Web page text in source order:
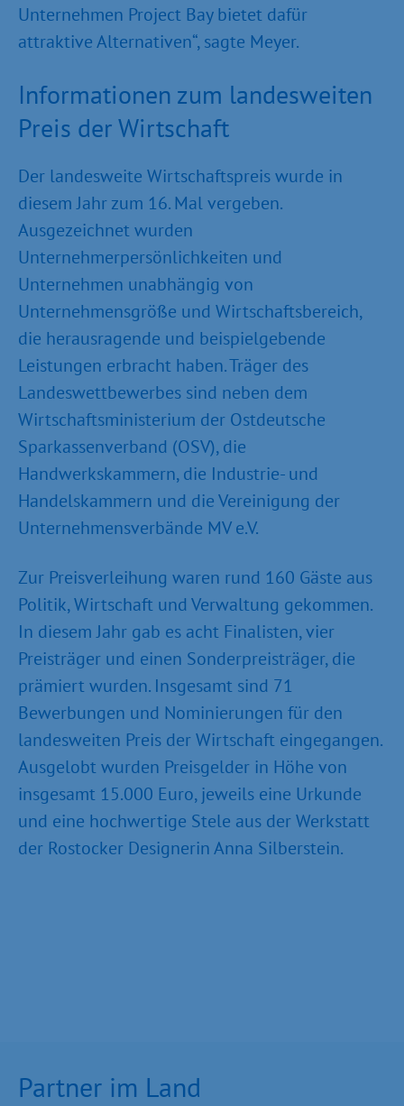
Unternehmen Project Bay bietet dafür
attraktive Alternativen“, sagte Meyer.
Informationen zum landesweiten
Preis der Wirtschaft
Der landesweite Wirtschaftspreis wurde in
diesem Jahr zum 16. Mal vergeben.
Ausgezeichnet wurden
Unternehmerpersönlichkeiten und
Unternehmen unabhängig von
Unternehmensgröße und Wirtschaftsbereich,
die herausragende und beispielgebende
Leistungen erbracht haben. Träger des
Landeswettbewerbes sind neben dem
Wirtschaftsministerium der Ostdeutsche
Sparkassenverband (OSV), die
Handwerkskammern, die Industrie- und
Handelskammern und die Vereinigung der
Unternehmensverbände MV e.V.
Zur Preisverleihung waren rund 160 Gäste aus
Politik, Wirtschaft und Verwaltung gekommen.
In diesem Jahr gab es acht Finalisten, vier
Preisträger und einen Sonderpreisträger, die
prämiert wurden. Insgesamt sind 71
Bewerbungen und Nominierungen für den
landesweiten Preis der Wirtschaft eingegangen.
Ausgelobt wurden Preisgelder in Höhe von
insgesamt 15.000 Euro, jeweils eine Urkunde
und eine hochwertige Stele aus der Werkstatt
der Rostocker Designerin Anna Silberstein.
Partner im Land